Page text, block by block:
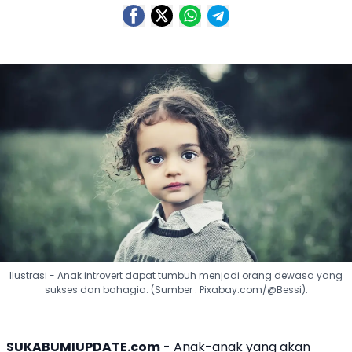
Ilustrasi - Anak introvert dapat tumbuh menjadi orang dewasa yang
sukses dan bahagia. (Sumber : Pixabay.com/@Bessi).
SUKABUMIUPDATE.com - Anak-anak yang akan